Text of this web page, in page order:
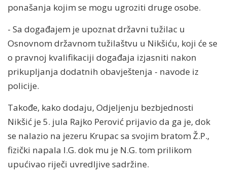
ponašanja kojim se mogu ugroziti druge osobe.
- Sa događajem je upoznat državni tužilac u
Osnovnom državnom tužilaštvu u Nikšiću, koji će se
o pravnoj kvalifikaciji događaja izjasniti nakon
prikupljanja dodatnih obavještenja - navode iz
policije.
Takođe, kako dodaju, Odjeljenju bezbjednosti
Nikšić je 5. jula Rajko Perović prijavio da ga je, dok
se nalazio na jezeru Krupac sa svojim bratom Ž.P.,
fizički napala I.G. dok mu je N.G. tom prilikom
upućivao riječi uvredljive sadržine.